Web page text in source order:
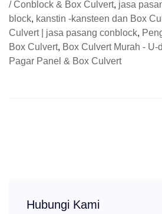
/ Conblock & Box Culvert, jasa
block, kanstin -kansteen dan Box
Culvert | jasa pasang conblock,
Box Culvert, Box Culvert Murah - U-
Pagar Panel & Box Culvert
Hubungi Kami